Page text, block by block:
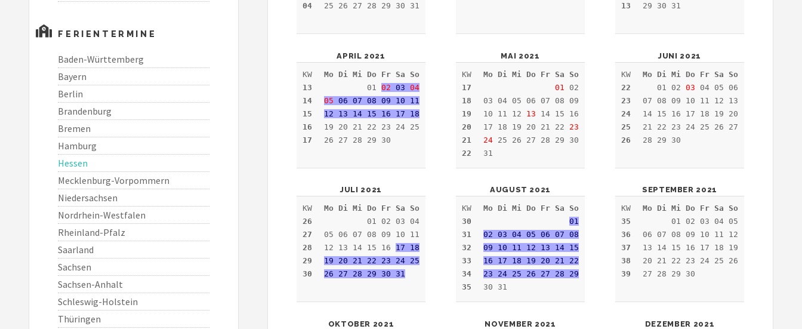
04
25 26 27 28 29 30 31
13
29 30 31
APRIL 2021
KW
13
14
15
16
17
Mo Di Mi Do Fr Sa So
01 02 03 04
05 06 07 08 09 10 11
12 13 14 15 16 17 18
19 20 21 22 23 24 25
26 27 28 29 30
MAI 2021
KW
17
18
19
20
21
22
Mo Di Mi Do Fr Sa So
01
02
03 04 05 06 07 08 09
10 11 12 13 14 15 16
17 18 19 20 21 22 23
2425 26 27 28 29 30
31
JUNI 2021
KW
22
23
24
25
26
Mo Di Mi Do Fr Sa So
01 02 03 04 05 06
07 08 09 10 11 12 13
14 15 16 17 18 19 20
21 22 23 24 25 26 27
28 29 30
JULI 2021
KW
26
27
28
29
30
Mo Di Mi Do Fr Sa So
01 02 03 04
05 06 07 08 09 10 11
12 13 14 15 16 17 18
19 20 21 22 23 24 25
26 27 28 29 30 31
AUGUST 2021
KW
30
31
32
33
34
35
Mo Di Mi Do Fr Sa So
01
02 03 04 05 06 07 08
09 10 11 12 13 14 15
16 17 18 19 20 21 22
23 24 25 26 27 28 29
30 31
SEPTEMBER 2021
KW
35
36
37
38
39
Mo Di Mi Do Fr Sa So
01 02 03 04 05
06 07 08 09 10 11 12
13 14 15 16 17 18 19
20 21 22 23 24 25 26
27 28 29 30
OKTOBER 2021 NOVEMBER 2021 DEZEMBER 2021
FERIENTERMINE
Baden-Württemberg
Bayern
Berlin
Brandenburg
Bremen
Hamburg
Hessen
Mecklenburg-Vorpommern
Niedersachsen
Nordrhein-Westfalen
Rheinland-Pfalz
Saarland
Sachsen
Sachsen-Anhalt
Schleswig-Holstein
Thüringen